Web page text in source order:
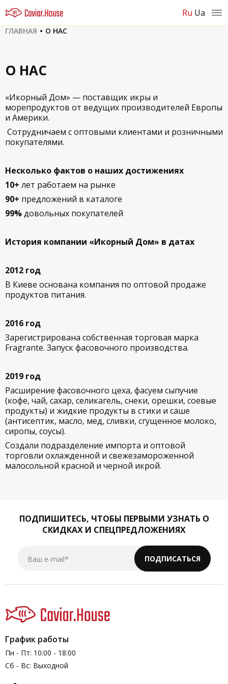
ru ua
ГЛАВНАЯ О НАС
О НАС
«Икорный Дом» — поставщик икры и
морепродуктов от ведущих производителей Европы
и Америки.
Сотрудничаем с оптовыми клиентами и розничными
покупателями.
Несколько фактов о наших достижениях
10+ лет работаем на рынке
90+ предложений в каталоге
99%довольных покупателей
История компании «Икорный Дом» в датах
2012 год
В Киеве основана компания по оптовой продаже
продуктов питания.
2016 год
Зарегистрирована собственная торговая марка
Fragrante. Запуск фасовочного производства.
2019 год
Расширение фасовочного цеха, фасуем сыпучие
(кофе, чай, сахар, селикагель, снеки, орешки, соевые
продукты) и жидкие продукты в стики и саше
(антисептик, масло, мед, сливки, сгущенное молоко,
сиропы, соусы).
Создали подразделение импорта и оптовой
торговли охлажденной и свежезамороженной
малосольной красной и черной икрой.
ПОДПИШИТЕСЬ, ЧТОБЫ ПЕРВЫМИ УЗНАТЬ О
СКИДКАХ И СПЕЦПРЕДЛОЖЕНИЯХ
Ваш e-mail* ПОДПИСАТЬСЯ
График работы
Пн - Пт: 10:00 - 18:00
Сб - Вс: Выходной